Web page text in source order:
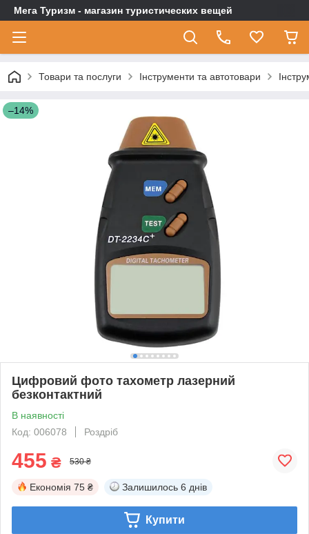
Мега Туризм - магазин туристических вещей
Товари та послуги Інструменти та автотовари
–14%
Цифровий фото тахометр лазерний
безконтактний
В наявності
Код: 006078
Роздріб
455 ₴ 530 ₴
Економія 75 ₴ Залишилось 6 днів
Купити